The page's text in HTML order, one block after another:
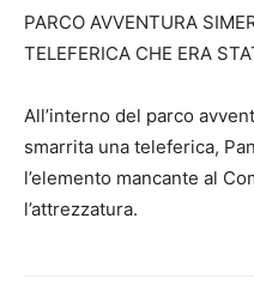
PARCO AVVENTURA
TELEFERICA CHE ERA
All’interno del parco
smarrita una teleferica,
l’elemento mancante al
l’attrezzatura.